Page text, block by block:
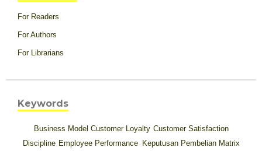
For Readers
For Authors
For Librarians
Keywords
Business Model Customer Loyalty Customer Satisfaction
Discipline Employee Performance Keputusan Pembelian Matrix